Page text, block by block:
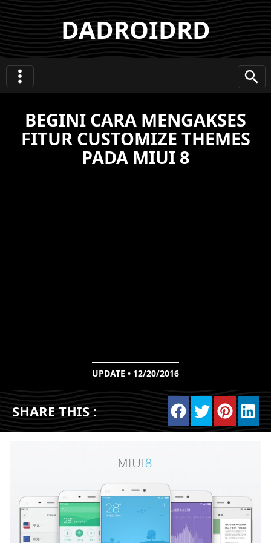
DADROIDRD
BEGINI CARA MENGAKSES
FITUR CUSTOMIZE THEMES
PADA MIUI 8
UPDATE • 12/20/2016
SHARE THIS :